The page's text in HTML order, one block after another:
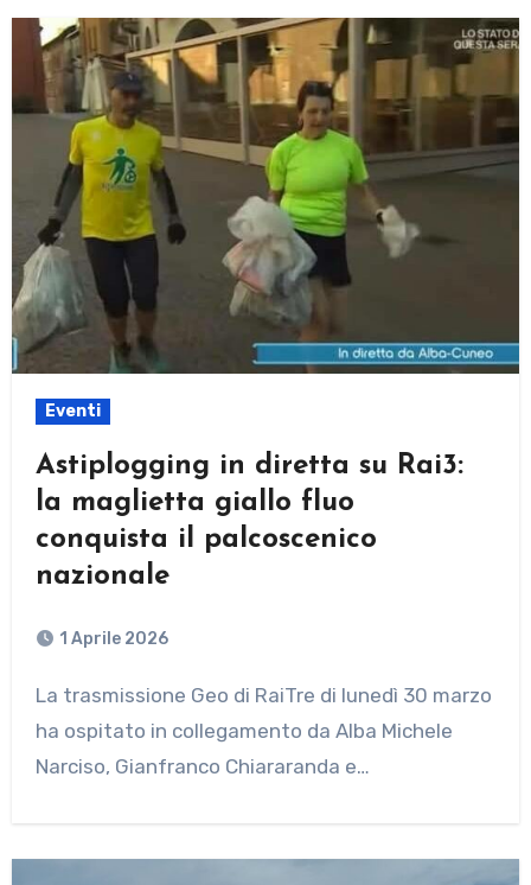
Eventi
Astiplogging in diretta su Rai3:
la maglietta giallo fluo
conquista il palcoscenico
nazionale
1 Aprile 2026
La trasmissione Geo di RaiTre di lunedì 30 marzo
ha ospitato in collegamento da Alba Michele
Narciso, Gianfranco Chiararanda e…